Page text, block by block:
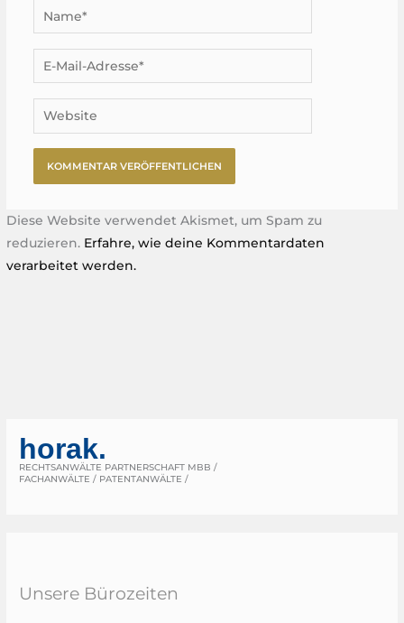
Name*
E-
Mail-
Adresse*
Website
Diese Website verwendet Akismet, um Spam zu
reduzieren. Erfahre, wie deine Kommentardaten
verarbeitet werden.
horak.
RECHTSANWÄLTE PARTNERSCHAFT MBB /
FACHANWÄLTE / PATENTANWÄLTE /
Unsere Bürozeiten